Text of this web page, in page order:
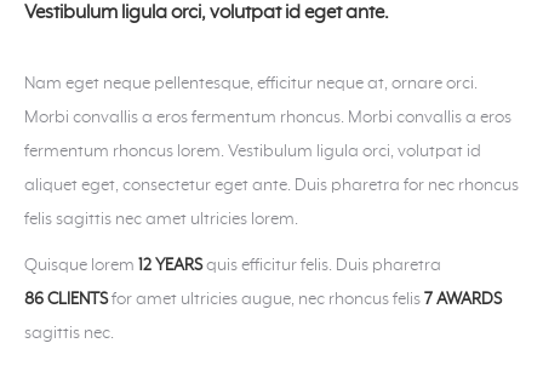
Vestibulum ligula orci, volutpat id eget ante.
Nam eget neque pellentesque, efficitur neque at, ornare orci.
Morbi convallis a eros fermentum rhoncus. Morbi convallis a eros
fermentum rhoncus lorem. Vestibulum ligula orci, volutpat id
aliquet eget, consectetur eget ante. Duis pharetra for nec rhoncus
felis sagittis nec amet ultricies lorem.
Quisque lorem 12 YEARSquis efficitur felis. Duis pharetra
86 CLIENTSfor amet ultricies augue, nec rhoncus felis7 AWARDS
sagittis nec.